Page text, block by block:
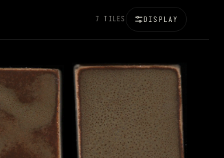
7 TILES DISPLAY